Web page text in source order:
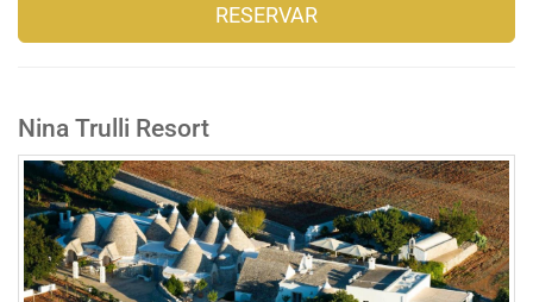
RESERVAR
Nina Trulli Resort